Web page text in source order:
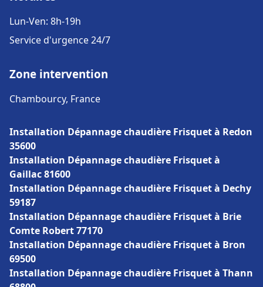
Lun-Ven: 8h-19h
Service d'urgence 24/7
Zone intervention
Chambourcy, France
Installation Dépannage chaudière Frisquet à Redon
35600
Installation Dépannage chaudière Frisquet à
Gaillac 81600
Installation Dépannage chaudière Frisquet à Dechy
59187
Installation Dépannage chaudière Frisquet à Brie
Comte Robert 77170
Installation Dépannage chaudière Frisquet à Bron
69500
Installation Dépannage chaudière Frisquet à Thann